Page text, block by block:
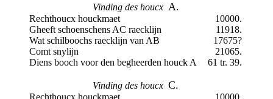
Vinding des houcx A.
Rechthoucx houckmaet
10000.
Gheeft schoenschens AC raecklijn
11918.
Wat schilboochs raecklijn van AB
17675?
Comt snylijn
21065.
Diens booch voor den begheerden houck A
61 tr. 39.
Vinding des houcx C.